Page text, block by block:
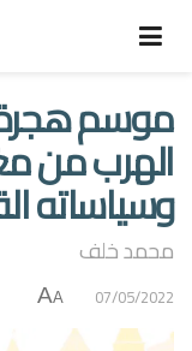
موسم هجرة
الهرب من
وسياساته
محمد خلف
07/05/2022
A
A